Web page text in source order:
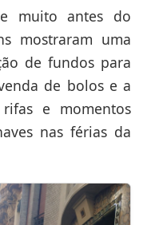
muito antes do
mostraram uma
de fundos para
de bolos e a
e momentos
nas férias da